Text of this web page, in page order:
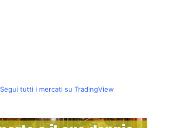
Segui tutti i mercati su TradingView